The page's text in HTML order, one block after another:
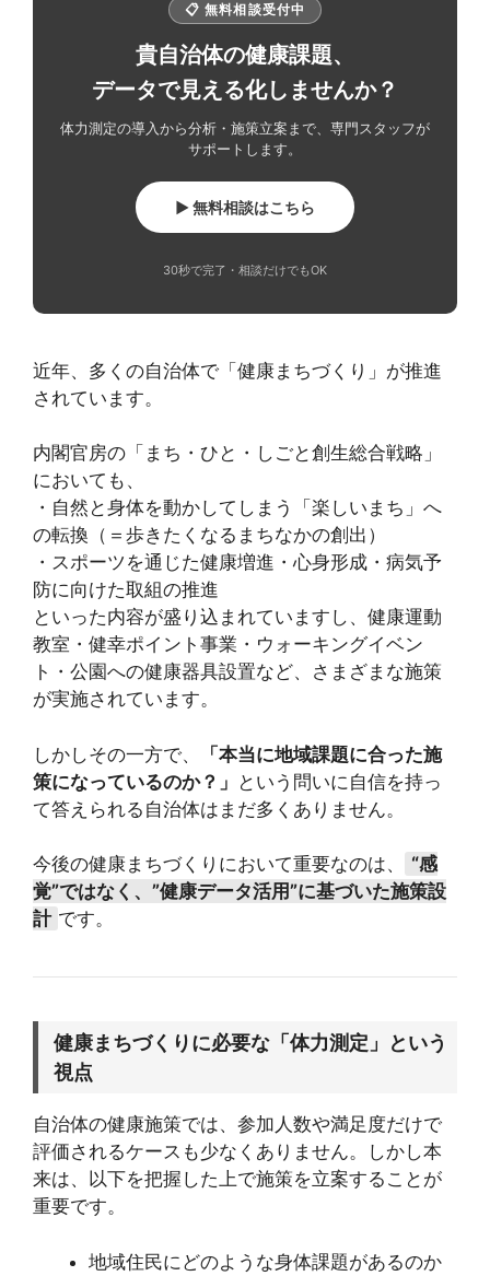
📋 無料相談受付中
貴自治体の健康課題、
データで見える化しませんか？
体力測定の導入から分析・施策立案まで、専門スタッフが
サポートします。
▶ 無料相談はこちら
30秒で完了・相談だけでもOK
近年、多くの自治体で「健康まちづくり」が推進
されています。
内閣官房の「まち・ひと・しごと創生総合戦略」
においても、
・自然と身体を動かしてしまう「楽しいまち」へ
の転換（＝歩きたくなるまちなかの創出）
・スポーツを通じた健康増進・心身形成・病気予
防に向けた取組の推進
といった内容が盛り込まれていますし、健康運動
教室・健幸ポイント事業・ウォーキングイベン
ト・公園への健康器具設置など、さまざまな施策
が実施されています。
しかしその一方で、
「本当に地域課題に合った施
策になっているのか？ 」 という問いに自信を持っ
て答えられる自治体はまだ多くありません。
今後の健康まちづくりにおいて重要なのは、
“感
覚”ではなく、”健康データ活用”に基づいた施策設
計 です。
健康まちづくりに必要な「体力測定」という
視点
自治体の健康施策では、参加人数や満足度だけで
評価されるケースも少なくありません。しかし本
来は、以下を把握した上で施策を立案することが
重要です。
地域住民にどのような身体課題があるのか